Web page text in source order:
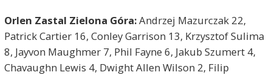
Orlen Zastal Zielona Góra:Andrzej Mazurczak 22,
Patrick Cartier 16, Conley Garrison 13, Krzysztof Sulima
8, Jayvon Maughmer 7, Phil Fayne 6, Jakub Szumert 4,
Chavaughn Lewis 4, Dwight Allen Wilson 2, Filip